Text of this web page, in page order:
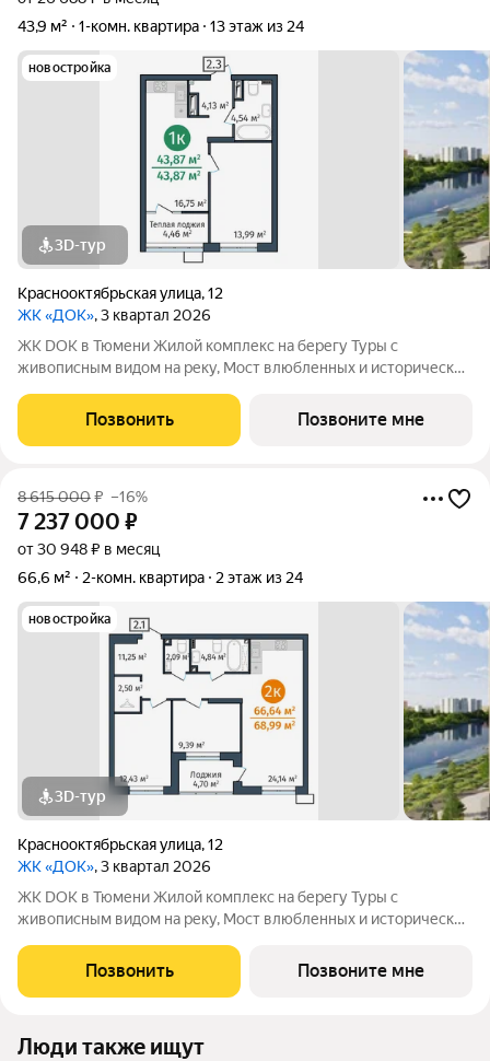
43,9 м²
1-комн. квартира 13 этаж из 24
новостройка
3D-тур
Краснооктябрьская улица,12
ЖК «ДОК», 3 квартал 2026
ЖК DOK в Тюмени Жилой комплекс на берегу Туры с
живописным видом на реку, Мост влюбленных и исторический
принципиально новой организацией общественных зон. Три
лепестка здания сходятся в большое
Позвонить Позвоните мне
8 615 000₽ –16%
7 237 000 ₽
от 30 948 ₽ в месяц
66,6 м²
2-комн. квартира 2 этаж из 24
новостройка
3D-тур
Краснооктябрьская улица,12
ЖК «ДОК», 3 квартал 2026
ЖК DOK в Тюмени Жилой комплекс на берегу Туры с
живописным видом на реку, Мост влюбленных и исторический
принципиально новой организацией общественных зон. Три
лепестка здания сходятся в большое
Позвонить Позвоните мне
Люди также ищут